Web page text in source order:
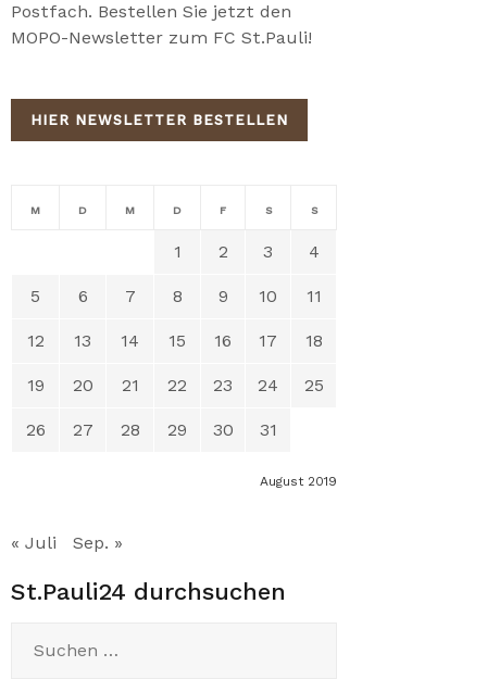
Postfach. Bestellen Sie jetzt den
MOPO-Newsletter zum FC St.Pauli!
HIER NEWSLETTER BESTELLEN
August 2019
M D M D F S S
1 2 3 4
5 6 7 8 9 10 11
12 13 14 15 16 17 18
19 20 21 22 23 24 25
26 27 28 29 30 31
« Juli Sep. »
St.Pauli24 durchsuchen
nach: